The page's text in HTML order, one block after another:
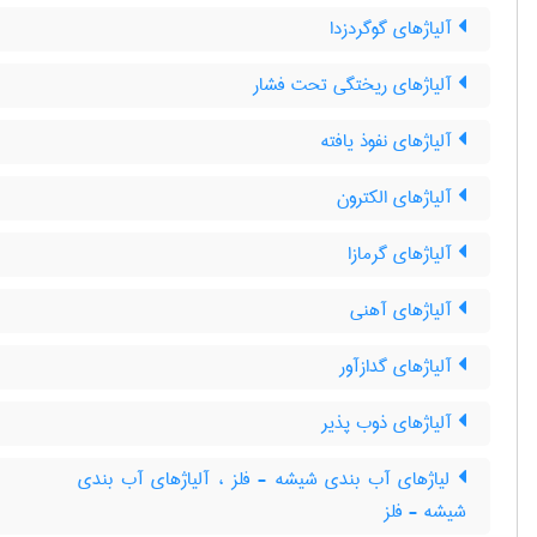
آلیاژهای گوگردزدا
آلیاژهای ریختگی تحت فشار
آلیاژهای نفوذ یافته
آلیاژهای الکترون
آلیاژهای گرمازا
آلیاژهای آهنی
آلیاژهای گدازآور
آلیاژهای ذوب پذیر
لیاژهای آب بندی شیشه - فلز ، آلیاژهای آب بندی
شیشه - فلز